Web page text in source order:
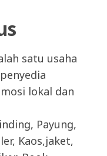
satu usaha
lokal dan
Payung,
Kaos,jaket,